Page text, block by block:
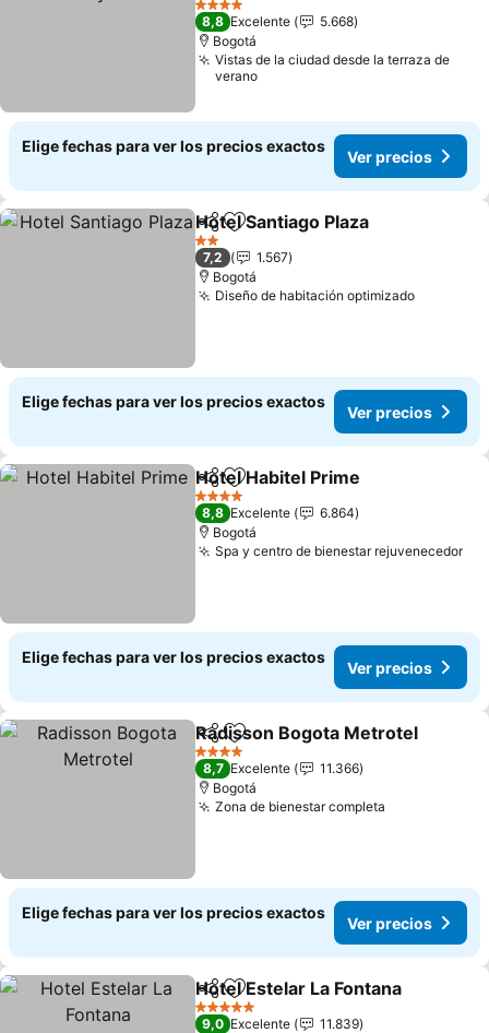
4 Estrellas
8,8 Excelente
5.668
Bogotá
Vistas de la ciudad desde la terraza de
verano
Elige fechas para ver los precios exactos
Ver precios
CompartirAgregar a favoritos
Hotel Santiago Plaza
2 Estrellas
7,2
1.567
Bogotá
Diseño de habitación optimizado
Elige fechas para ver los precios exactos
Ver precios
CompartirAgregar a favoritos
Hotel Habitel Prime
4 Estrellas
8,8 Excelente
6.864
Bogotá
Spa y centro de bienestar rejuvenecedor
Elige fechas para ver los precios exactos
Ver precios
CompartirAgregar a favoritos
Radisson Bogota Metrotel
4 Estrellas
8,7 Excelente
11.366
Bogotá
Zona de bienestar completa
Elige fechas para ver los precios exactos
Ver precios
CompartirAgregar a favoritos
Hotel Estelar La Fontana
5 Estrellas
9,0 Excelente
11.839